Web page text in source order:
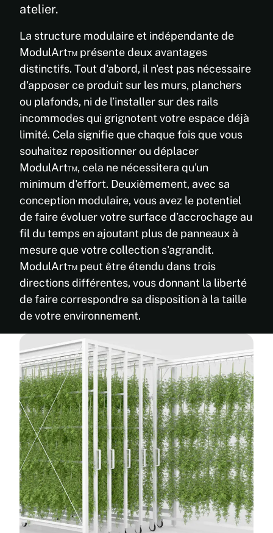
atelier.
La structure modulaire et indépendante de
ModulArt™ présente deux avantages
distinctifs. Tout d'abord, il n'est pas nécessaire
d'apposer ce produit sur les murs, planchers
ou plafonds, ni de l’installer sur des rails
incommodes qui grignotent votre espace déjà
limité. Cela signifie que chaque fois que vous
souhaitez repositionner ou déplacer
ModulArt™, cela ne nécessitera qu'un
minimum d'effort. Deuxièmement, avec sa
conception modulaire, vous avez le potentiel
de faire évoluer votre surface d’accrochage au
fil du temps en ajoutant plus de panneaux à
mesure que votre collection s'agrandit.
ModulArt™ peut être étendu dans trois
directions différentes, vous donnant la liberté
de faire correspondre sa disposition à la taille
de votre environnement.